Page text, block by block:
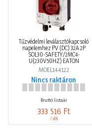
Tűzvédelmi leválasztókapcsoló
napelemhez PV (DC) 32A 2P
SOL30-SAFETY/2MC4-
U(230V50HZ) EATON
MOEL144122
Nincs raktáron
Bruttó listaár
333 516 Ft
/ db